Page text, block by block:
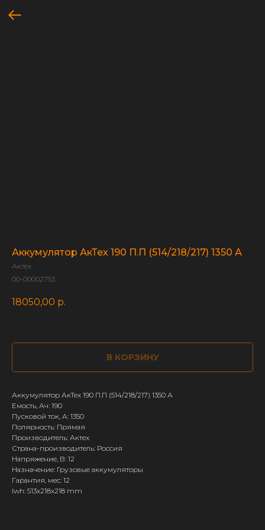
Аккумулятор АкТех 190 П.П (514/218/217) 1350 А
Актех
00-00002753
18050,00 р.
В КОРЗИНУ
Аккумулятор АкТех 190 П.П (514/218/217) 1350 А
Емость, Ач: 190
Пусковой ток, А: 1350
Полярность: Прямая
Производитель: Актех
Страна-производитель: Россия
Напряжение, В: 12
Назначение: Грузовые аккумуляторы
Гарантия, мес: 12
lwh: 513x218x218 mm